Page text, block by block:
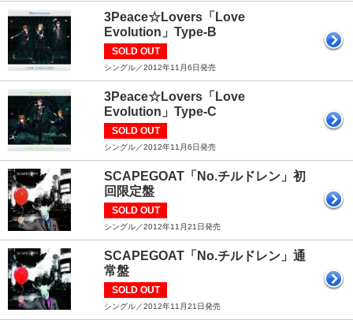
3Peace☆Lovers「Love
Evolution」Type-B
SOLD OUT
シングル／2012年11月6日発売
3Peace☆Lovers「Love
Evolution」Type-C
SOLD OUT
シングル／2012年11月6日発売
SCAPEGOAT「No.チルドレン」初
回限定盤
SOLD OUT
シングル／2012年11月21日発売
SCAPEGOAT「No.チルドレン」通
常盤
SOLD OUT
シングル／2012年11月21日発売